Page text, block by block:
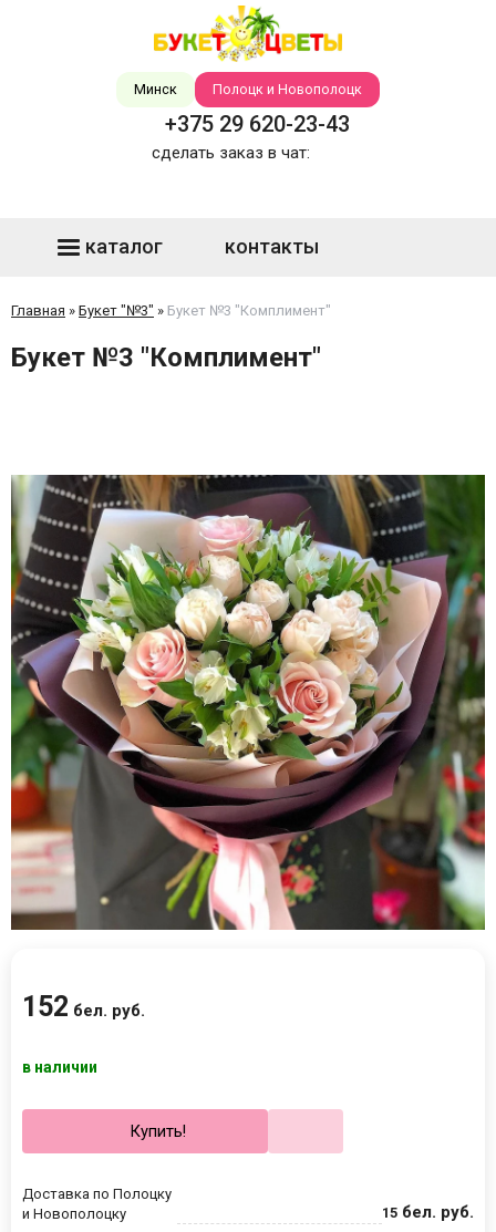
Минск Полоцк и Новополоцк
+375 29 620-23-43
сделать заказ в чат:
каталог контакты
Главная » Букет "№3" » Букет №3 "Комплимент"
Букет №3 "Комплимент"
152 бел. руб.
в наличии
Купить!
Доставка по Полоцку
и Новополоцку
15 бел. руб.